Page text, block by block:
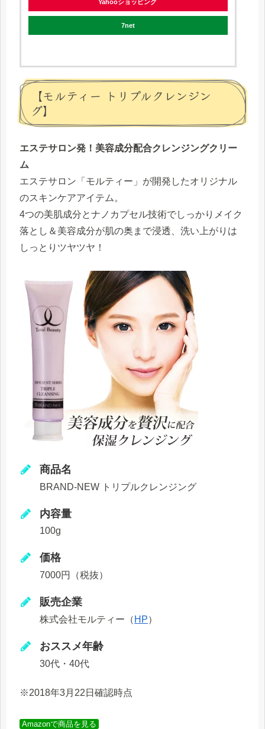
Yahooショッピング
7net
【モルティー トリプルクレンジン
グ】
エステサロン発！美容成分配合クレンジングクリー
ム
エステサロン「モルティー」が開発したオリジナル
のスキンケアアイテム。
4つの美肌成分とナノカプセル技術でしっかりメイク
落とし＆美容成分が肌の奥まで浸透、洗い上がりは
しっとりツヤツヤ！
商品名
BRAND-NEW トリプルクレンジング
内容量
100g
価格
7000円（税抜）
販売企業
株式会社モルティー（ HP）
おススメ年齢
30代・40代
※2018年3月22日確認時点
Amazonで商品を見る